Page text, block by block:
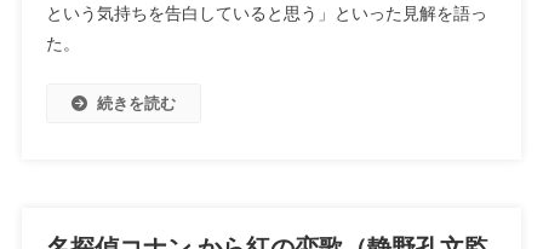
という気持ちを告白していると思う」といった見解を語っ
た。
続きを読む